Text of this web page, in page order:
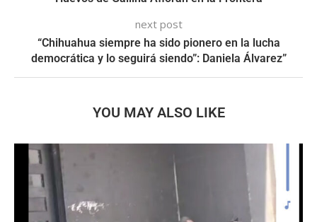
next post
“Chihuahua siempre ha sido pionero en la lucha
democrática y lo seguirá siendo”: Daniela Álvarez”
YOU MAY ALSO LIKE